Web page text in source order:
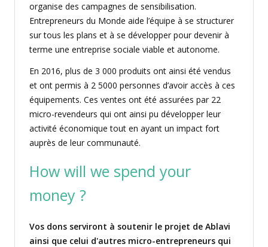
organise des campagnes de sensibilisation.
Entrepreneurs du Monde aide l’équipe à se structurer
sur tous les plans et à se développer pour devenir à
terme une entreprise sociale viable et autonome.
En 2016, plus de 3 000 produits ont ainsi été vendus
et ont permis à 2 5000 personnes d’avoir accès à ces
équipements. Ces ventes ont été assurées par 22
micro-revendeurs qui ont ainsi pu développer leur
activité économique tout en ayant un impact fort
auprès de leur communauté.
How will we spend your
money ?
Vos dons serviront à soutenir le projet de Ablavi
ainsi que celui d'autres micro-entrepreneurs qui